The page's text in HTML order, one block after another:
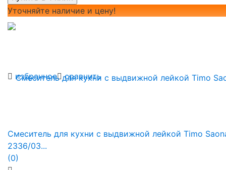
избранное сравнить
Уточняйте наличие и цену!
Смеситель для кухни с выдвижной лейкой Timo
2336/03...
(0)